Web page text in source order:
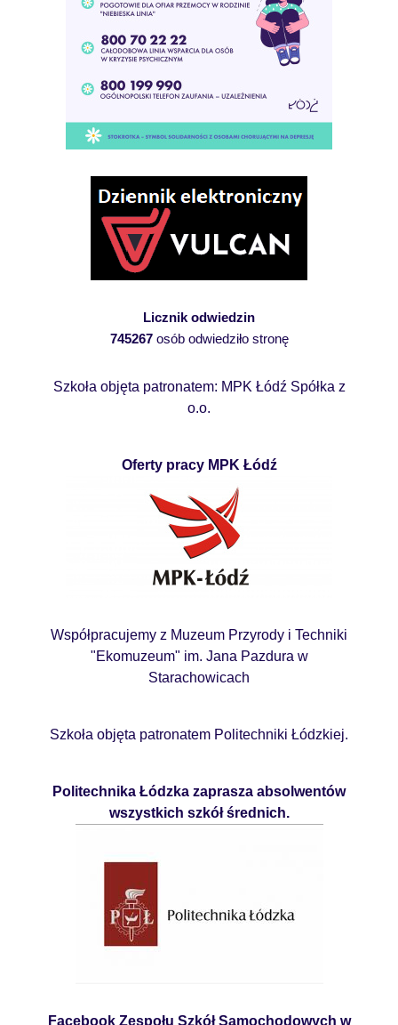
Licznik odwiedzin
745267osób odwiedziło stronę
Szkoła objęta patronatem: MPK Łódź Spółka z
o.o.
Oferty pracy MPK Łódź
Współpracujemy z Muzeum Przyrody i Techniki
"Ekomuzeum" im. Jana Pazdura w
Starachowicach
Szkoła objęta patronatem Politechniki Łódzkiej.
Politechnika Łódzka zaprasza absolwentów
wszystkich szkół średnich.
Facebook Zespołu Szkół Samochodowych w